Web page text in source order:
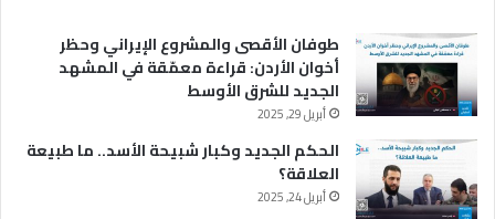
طوفان الأقصى والمشروع الإيراني وحظر
أخوان الأردن: قراءة معمّقة في المشهد
الجديد للشرق الأوسط
أبريل 29, 2025
الحكم الجديد وكبار شبيحة الأسد.. ما طبيعة
العلاقة؟
أبريل 24, 2025